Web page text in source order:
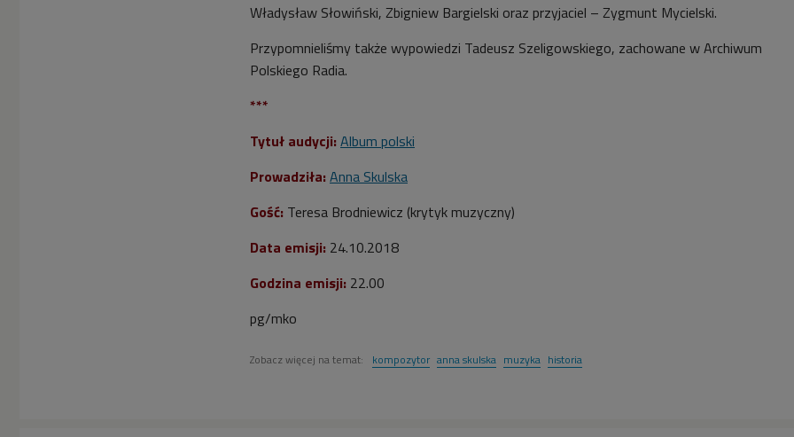
Władysław Słowiński, Zbigniew Bargielski oraz przyjaciel – Zygmunt Mycielski.
Przypomnieliśmy także wypowiedzi Tadeusz Szeligowskiego, zachowane w Archiwum
Polskiego Radia.
***
Tytuł audycji: Album polski
Prowadziła: Anna Skulska
Gość: Teresa Brodniewicz (krytyk muzyczny)
Data emisji: 24.10.2018
Godzina emisji: 22.00
pg/mko
Zobacz więcej na temat: kompozytor anna skulska muzyka historia